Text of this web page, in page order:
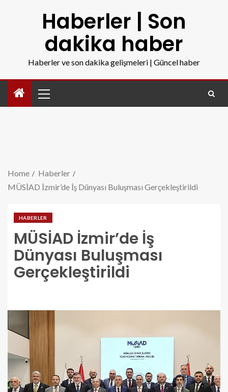
Haberler | Son
dakika haber
Haberler ve son dakika gelişmeleri | Güncel haber
Home
Haberler
MÜSİAD İzmir’de İş Dünyası Buluşması Gerçekleştirildi
HABERLER
MÜSİAD İzmir’de İş
Dünyası Buluşması
Gerçekleştirildi